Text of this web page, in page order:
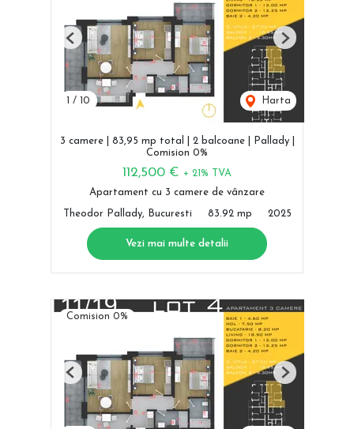
1 / 10 Harta
Previous Next
3 camere | 83,95 mp total | 2 balcoane | Pallady |
Comision 0%
112,500 € + 21% TVA
Apartament cu 3 camere de vânzare
Theodor Pallady, Bucuresti 83.92 mp 2025
Vezi mai multe detalii
Comision 0%
Previous Next